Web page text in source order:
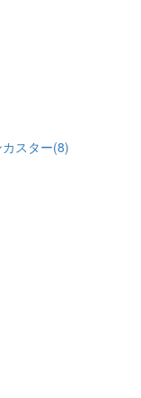
スター(8)